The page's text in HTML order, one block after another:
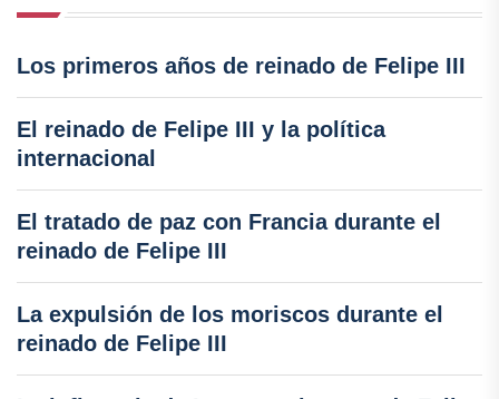
Los primeros años de reinado de Felipe III
El reinado de Felipe III y la política
internacional
El tratado de paz con Francia durante el
reinado de Felipe III
La expulsión de los moriscos durante el
reinado de Felipe III